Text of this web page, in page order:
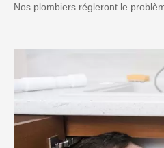
Nos plombiers régleront le